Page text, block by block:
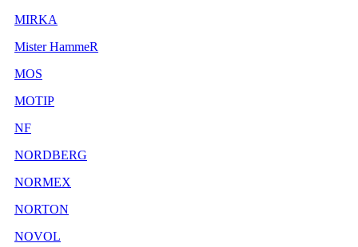
MIRKA
Mister HammeR
MOS
MOTIP
NF
NORDBERG
NORMEX
NORTON
NOVOL